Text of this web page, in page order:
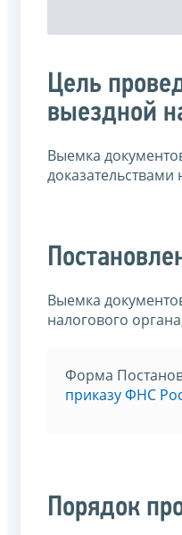
Цель
выездной
Выемка
доказательствами
Выемка
налогового
Форма
приказу ФНС
Порядок